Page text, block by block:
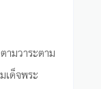
มวาระตาม
เด็จพระ